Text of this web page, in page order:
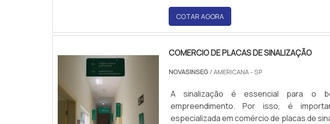
bares, hotéis, até em outdoors. Além
luminoso é resistente às intempéries,
de instalar.
COTAR AGORA
COMERCIO DE PLACAS DE SINALIZAÇÃO
NOVASINSEG / AMERICANA - SP
A sinalização é essencial para o
empreendimento. Por isso, é
especializada em comércio de placas de